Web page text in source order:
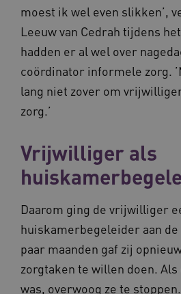
moest ik wel even slikken’,
Leeuw van Cedrah tijdens
hadden er al wel over
coördinator informele zorg.
lang niet zover om
zorg.’
Vrijwilliger als
Daarom ging de vrijwilliger
huiskamerbegeleider aan de
paar maanden gaf zij
zorgtaken te willen doen.
was, overwoog ze te